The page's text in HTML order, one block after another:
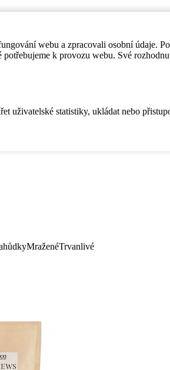
webu a zpracovali osobní údaje.
k provozu webu. Své
uživatelské statistiky, ukládat nebo
MraženéTrvanlivé